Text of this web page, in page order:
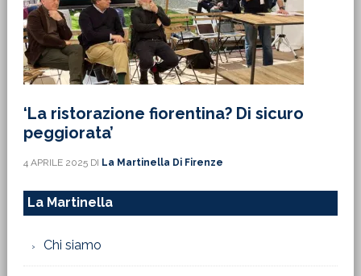
‘La ristorazione fiorentina? Di sicuro
peggiorata’
4 APRILE 2025DI La Martinella Di Firenze
La Martinella
Chi siamo